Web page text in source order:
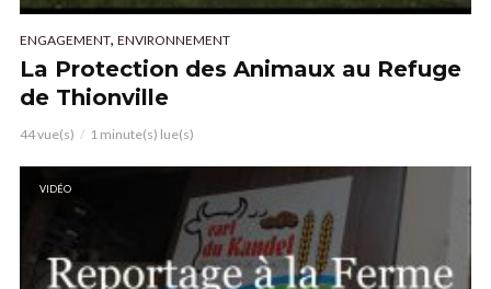
ENGAGEMENT, ENVIRONNEMENT
La Protection des Animaux au Refuge
de Thionville
44 vue(s) 1 minute(s) lue(s)
VIDÉO